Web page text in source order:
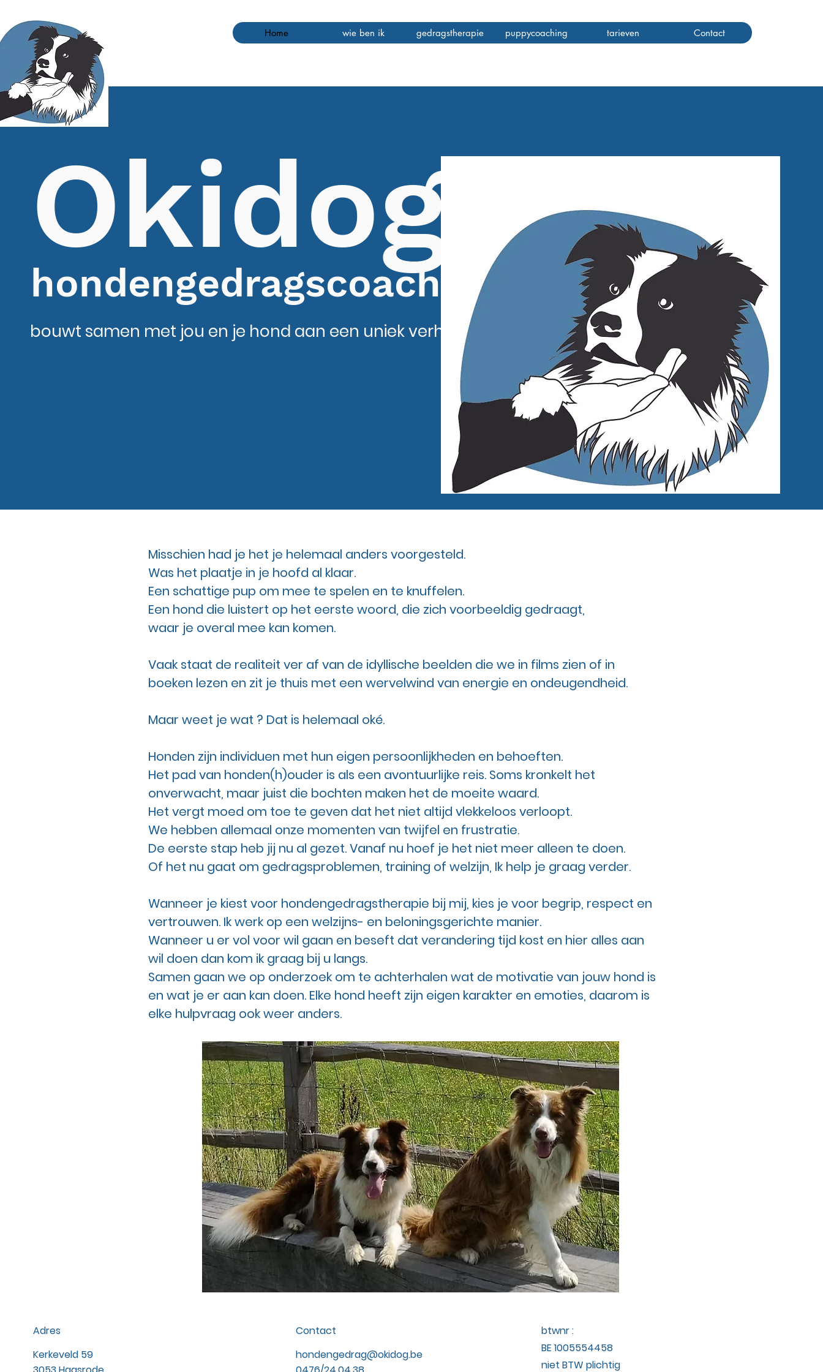
Home wie ben ik gedragstherapie puppycoaching tarieven Contact
Okidog
hondengedragscoach
bouwt samen met jou en je hond aan een uniek verhaal
Misschien had je het je helemaal anders voorgesteld.
Was het plaatje in je hoofd al klaar.
Een schattige pup om mee te spelen en te knuffelen.
Een hond die luistert op het eerste woord, die zich voorbeeldig gedraagt,
waar je overal mee kan komen.
Vaak staat de realiteit ver af van de idyllische beelden die we in films zien of in
boeken lezen en zit je thuis met een wervelwind van energie en ondeugendheid.
Maar weet je wat ? Dat is helemaal oké.
Honden zijn individuen met hun eigen persoonlijkheden en behoeften.
Het pad van honden(h)ouder is als een avontuurlijke reis. Soms kronkelt het
onverwacht, maar juist die bochten maken het de moeite waard.
Het vergt moed om toe te geven dat het niet altijd vlekkeloos verloopt.
We hebben allemaal onze momenten van twijfel en frustratie.
De eerste stap heb jij nu al gezet. Vanaf nu hoef je het niet meer alleen te doen.
Of het nu gaat om gedragsproblemen, training of welzijn, Ik help je graag verder.
Wanneer je kiest voor hondengedragstherapie bij mij, kies je voor begrip, respect en
vertrouwen. Ik werk op een welzijns- en beloningsgerichte manier.
Wanneer u er vol voor wil gaan en beseft dat verandering tijd kost en hier alles aan
wil doen dan kom ik graag bij u langs.
Samen gaan we op onderzoek om te achterhalen wat de motivatie van jouw hond is
en wat je er aan kan doen. Elke hond heeft zijn eigen karakter en emoties, daarom is
elke hulpvraag ook weer anders.
Adres
Kerkeveld 59
Contact
hondengedrag@okidog.be
btwnr :
BE 1005554458
niet BTW plichtig